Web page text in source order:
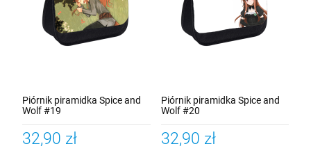
Piórnik piramidka Spice and
Wolf #19
32,90 zł
Piórnik piramidka Spice and
Wolf #20
32,90 zł